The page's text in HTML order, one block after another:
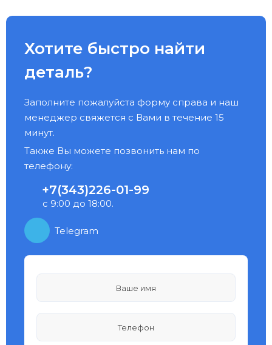
Хотите быстро найти
деталь?
Заполните пожалуйста форму справа и наш
менеджер свяжется с Вами в течение 15
минут.
Также Вы можете позвонить нам по
телефону:
+7(343)226-01-99
с 9:00 до 18:00.
Telegram